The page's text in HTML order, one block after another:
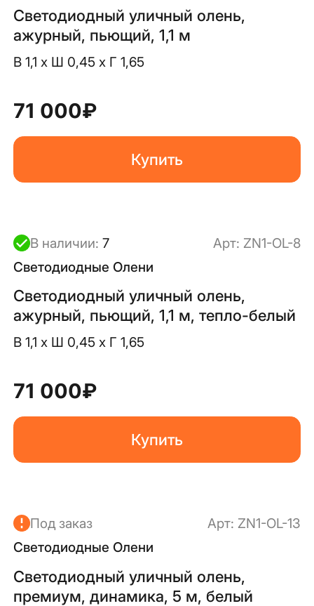
Светодиодный уличный олень,
ажурный, пьющий, 1,1 м
В 1,1 x Ш 0,45 x Г 1,65
71 000₽
Купить
В наличии: 7 Арт: ZN1-OL-8
Светодиодные Олени
Светодиодный уличный олень,
ажурный, пьющий, 1,1 м, тепло-белый
В 1,1 x Ш 0,45 x Г 1,65
71 000₽
Купить
Под заказ Арт: ZN1-OL-13
Светодиодные Олени
Светодиодный уличный олень,
премиум, динамика, 5 м, белый